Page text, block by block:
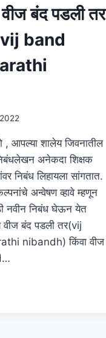
बंद पडली तर
vij band
, आपल्या शालेय जिवनातील
अनेकदा शिक्षक
निबंध लिहायला सांगतात.
अन्वेषण व्हावे म्हणून
नवीन निबंध घेऊन येत
बंद पडली तर(vij
nibandh) किंवा वीज